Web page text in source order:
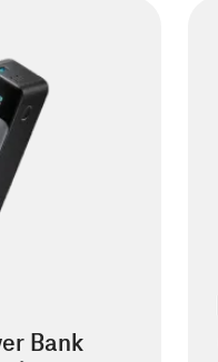
Bank